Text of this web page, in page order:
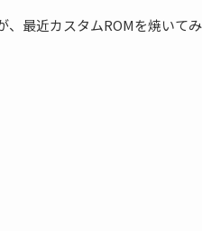
最近カスタムROMを焼いて